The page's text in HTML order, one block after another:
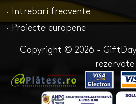
· Intrebari frecvente
· Proiecte europene
Copyright © 2026 -
rezervate